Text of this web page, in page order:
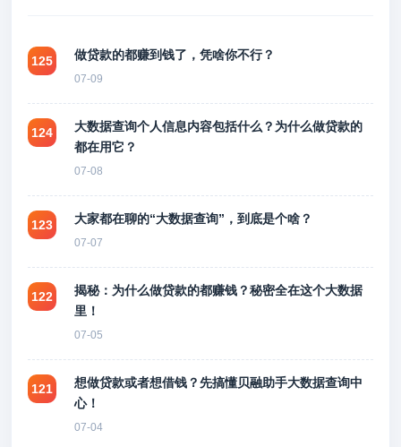
125 做贷款的都赚到钱了，凭啥你不行？
07-09
124
大数据查询个人信息内容包括什么？为什么做贷款的
都在用它？
07-08
123 大家都在聊的“大数据查询”，到底是个啥？
07-07
122
揭秘：为什么做贷款的都赚钱？秘密全在这个大数据
里！
07-05
121
想做贷款或者想借钱？先搞懂贝融助手大数据查询中
心！
07-04